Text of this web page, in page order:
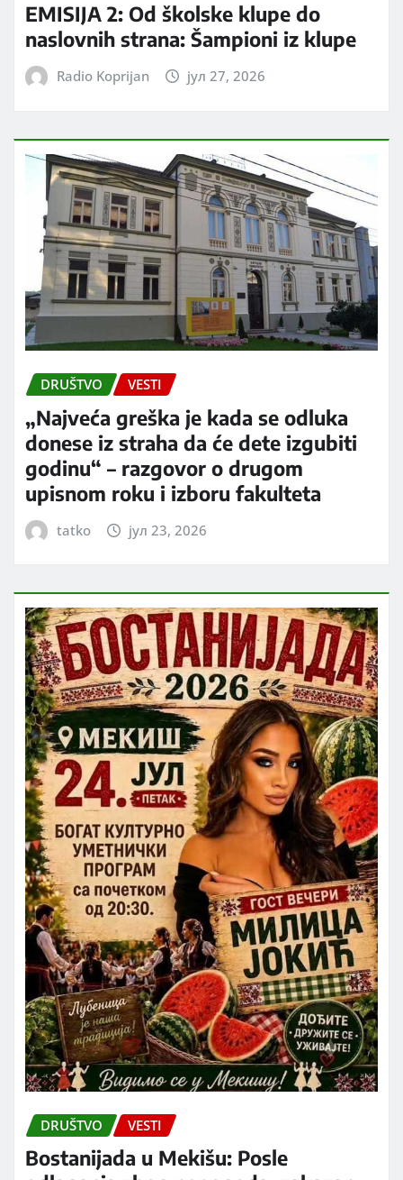
EMISIJA 2: Od školske klupe do
naslovnih strana: Šampioni iz klupe
Radio Koprijan јул 27, 2026
DRUŠTVO VESTI
„Najveća greška je kada se odluka
donese iz straha da će dete izgubiti
godinu“ – razgovor o drugom
upisnom roku i izboru fakulteta
tatko јул 23, 2026
DRUŠTVO VESTI
Bostanijada u Mekišu: Posle